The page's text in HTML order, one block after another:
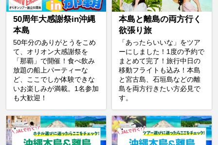
50周年大感謝祭in沖縄
本島
50年分のありがとうをこめ
て、オリオン大感謝祭を
「那覇」で開催！食べ飲み
放題の船上パーティーな
ど、ここでしか体験できな
いお楽しみが満載。1名参加
も大歓迎！
本島と離島の両方行く
欲張り旅
「あったらいいな」をツア
ーにしました！1度の予約で
まとめて完了！旅行中日の
移動フライトも込み！本島
と宮古島、石垣島などの離
島を両方行きたい方必見で
す。